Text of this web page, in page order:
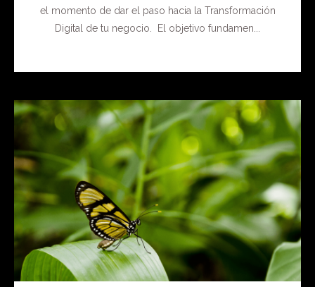
el momento de dar el paso hacia la Transformación
Digital de tu negocio. El objetivo fundamen...